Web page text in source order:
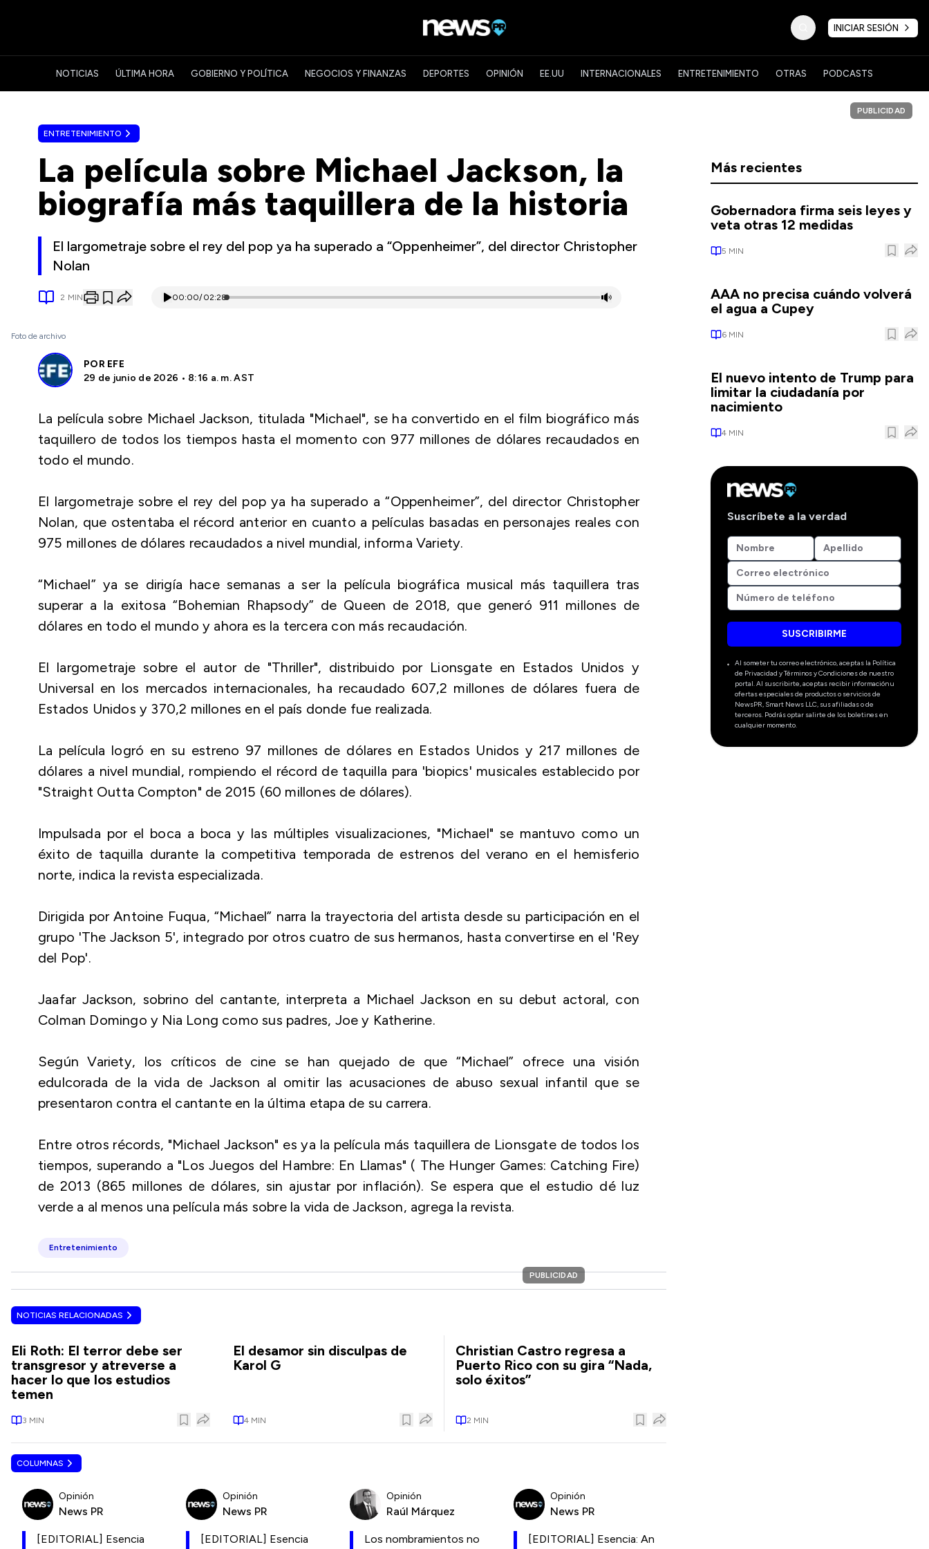
INICIAR SESIÓN
NOTICIAS ÚLTIMA HORA GOBIERNO Y POLÍTICA NEGOCIOS Y FINANZAS DEPORTES OPINIÓN EE.UU INTERNACIONALES ENTRETENIMIENTO OTRAS PODCASTS
ENTRETENIMIENTO
La película sobre Michael Jackson, la
biografía más taquillera de la historia
El largometraje sobre el rey del pop ya ha superado a “Oppenheimer”, del director Christopher
Nolan
2 MIN 00:00/02:28
Foto de archivo
POR EFE
29 de junio de 2026 • 8:16 a. m. AST
La película sobre Michael Jackson, titulada "Michael", se ha convertido en el film biográfico más
taquillero de todos los tiempos hasta el momento con 977 millones de dólares recaudados en
todo el mundo.
El largometraje sobre el rey del pop ya ha superado a “Oppenheimer”, del director Christopher
Nolan, que ostentaba el récord anterior en cuanto a películas basadas en personajes reales con
975 millones de dólares recaudados a nivel mundial, informa Variety.
“Michael” ya se dirigía hace semanas a ser la película biográfica musical más taquillera tras
superar a la exitosa “Bohemian Rhapsody” de Queen de 2018, que generó 911 millones de
dólares en todo el mundo y ahora es la tercera con más recaudación.
El largometraje sobre el autor de "Thriller", distribuido por Lionsgate en Estados Unidos y
Universal en los mercados internacionales, ha recaudado 607,2 millones de dólares fuera de
Estados Unidos y 370,2 millones en el país donde fue realizada.
La película logró en su estreno 97 millones de dólares en Estados Unidos y 217 millones de
dólares a nivel mundial, rompiendo el récord de taquilla para 'biopics' musicales establecido por
"Straight Outta Compton" de 2015 (60 millones de dólares).
Impulsada por el boca a boca y las múltiples visualizaciones, "Michael" se mantuvo como un
éxito de taquilla durante la competitiva temporada de estrenos del verano en el hemisferio
norte, indica la revista especializada.
Dirigida por Antoine Fuqua, “Michael” narra la trayectoria del artista desde su participación en el
grupo 'The Jackson 5', integrado por otros cuatro de sus hermanos, hasta convertirse en el 'Rey
del Pop'.
Jaafar Jackson, sobrino del cantante, interpreta a Michael Jackson en su debut actoral, con
Colman Domingo y Nia Long como sus padres, Joe y Katherine.
Según Variety, los críticos de cine se han quejado de que “Michael” ofrece una visión
edulcorada de la vida de Jackson al omitir las acusaciones de abuso sexual infantil que se
presentaron contra el cantante en la última etapa de su carrera.
Entre otros récords, "Michael Jackson" es ya la película más taquillera de Lionsgate de todos los
tiempos, superando a "Los Juegos del Hambre: En Llamas" ( The Hunger Games: Catching Fire)
de 2013 (865 millones de dólares, sin ajustar por inflación). Se espera que el estudio dé luz
verde a al menos una película más sobre la vida de Jackson, agrega la revista.
Entretenimiento
PUBLICIDAD
NOTICIAS RELACIONADAS
Eli Roth: El terror debe ser
transgresor y atreverse a
hacer lo que los estudios
temen
3 MIN
El desamor sin disculpas de
Karol G
4 MIN
Christian Castro regresa a
Puerto Rico con su gira “Nada,
solo éxitos”
2 MIN
COLUMNAS
Opinión
News PR
[EDITORIAL] Esencia
Opinión
News PR
[EDITORIAL] Esencia
Opinión
Raúl Márquez
Los nombramientos no
Opinión
News PR
[EDITORIAL] Esencia: An
PUBLICIDAD
Más recientes
Gobernadora firma seis leyes y
veta otras 12 medidas
5 MIN
AAA no precisa cuándo volverá
el agua a Cupey
6 MIN
El nuevo intento de Trump para
limitar la ciudadanía por
nacimiento
4 MIN
Suscríbete a la verdad
SUSCRIBIRME
Al someter tu correo electrónico, aceptas la Política
de Privacidad y Términos y Condiciones de nuestro
portal. Al suscribirte, aceptas recibir información u
ofertas especiales de productos o servicios de
NewsPR, Smart News LLC, sus afiliadas o de
terceros. Podrás optar salirte de los boletines en
cualquier momento.